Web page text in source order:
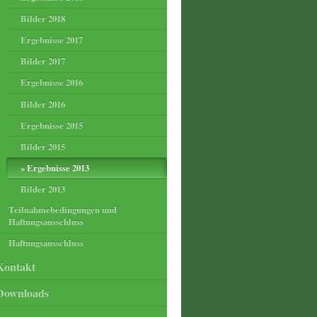
Bilder 2018
Ergebnisse 2017
Bilder 2017
Ergebnisse 2016
Bilder 2016
Ergebnisse 2015
Bilder 2015
Ergebnisse 2013
Bilder 2013
Teilnahmebedingungen und
Haftungsausschluss
Haftungsausschluss